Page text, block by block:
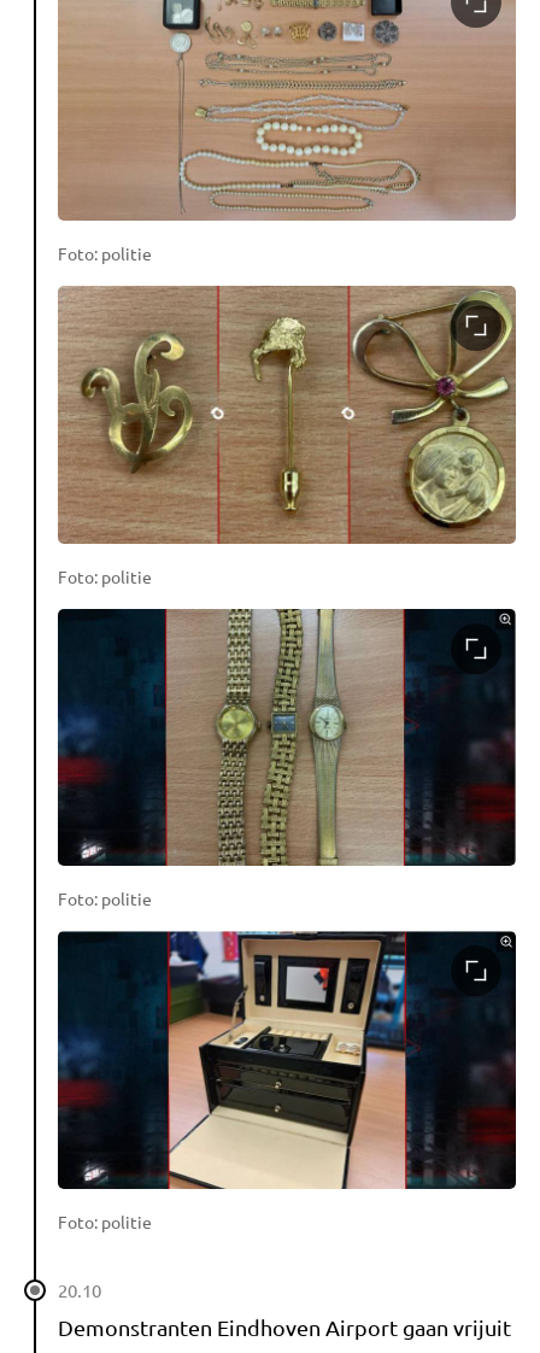
Foto: politie
Foto: politie
Foto: politie
Foto: politie
20.10
Demonstranten Eindhoven Airport gaan vrijuit